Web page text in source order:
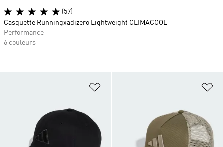
Ajouter à la Liste de produits
(57)
Casquette Runningxadizero Lightweight CLIMACOOL
Performance
6 couleurs